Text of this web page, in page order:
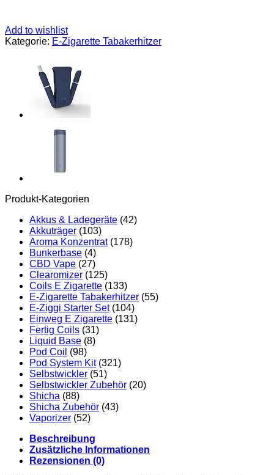
Add to wishlist
Kategorie: E-Zigarette Tabakerhitzer
Produkt-Kategorien
Akkus & Ladegeräte (42)
Akkuträger (103)
Aroma Konzentrat (178)
Bunkerbase (4)
CBD Vape (27)
Clearomizer (125)
Coils E Zigarette (133)
E-Zigarette Tabakerhitzer (55)
E-Ziggi Starter Set (104)
Einweg E Zigarette (131)
Fertig Coils (31)
Liquid Base (8)
Pod Coil (98)
Pod System Kit (321)
Selbstwickler (51)
Selbstwickler Zubehör (20)
Shicha (88)
Shicha Zubehör (43)
Vaporizer (52)
Beschreibung
Zusätzliche Informationen
Rezensionen (0)